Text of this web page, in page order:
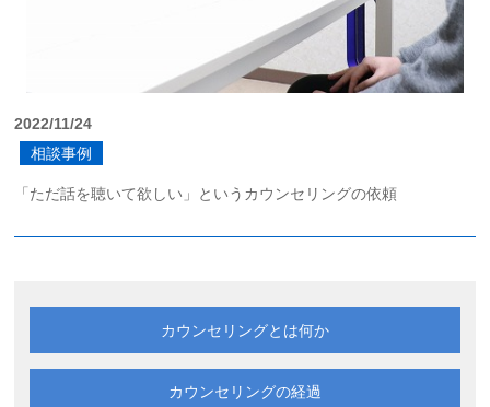
2022/11/24
相談事例
「ただ話を聴いて欲しい」というカウンセリングの依頼
カウンセリングとは何か
カウンセリングの経過